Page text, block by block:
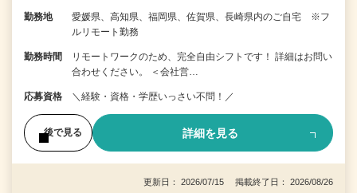
勤務地
愛媛県、高知県、福岡県、佐賀県、長崎県内のご自宅 ※フ
ルリモート勤務
勤務時間
リモートワークのため、完全自由シフトです！ 詳細はお問い
合わせください。 ＜会社営…
応募資格 ＼経験・資格・学歴いっさい不問！／
後で見る 詳細を見る
更新日： 2026/07/15 掲載終了日： 2026/08/26